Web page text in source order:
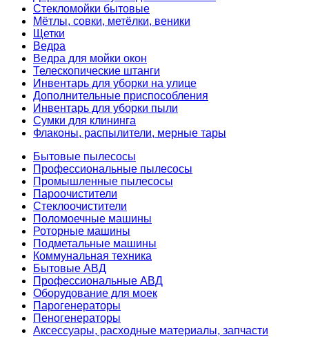
Стекломойки бытовые
Мётлы, совки, метёлки, веники
Щетки
Ведра
Ведра для мойки окон
Телескопические штанги
Инвентарь для уборки на улице
Дополнительные приспособления
Инвентарь для уборки пыли
Сумки для клининга
Флаконы, распылители, мерные тары
Бытовые пылесосы
Профессиональные пылесосы
Промышленные пылесосы
Пароочистители
Стеклоочистители
Поломоечные машины
Роторные машины
Подметальные машины
Коммунальная техника
Бытовые АВД
Профессиональные АВД
Оборудование для моек
Парогенераторы
Пеногенераторы
Аксессуары, расходные материалы, запчасти